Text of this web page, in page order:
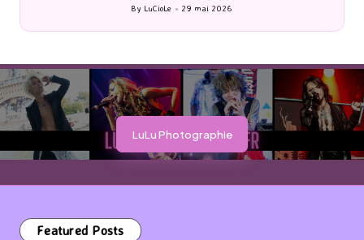
Posted
by
By LuCioLe 27 mai 2026
LuLu Photographie
Featured Posts